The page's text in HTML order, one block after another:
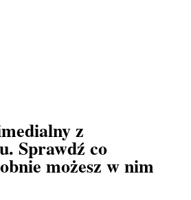
z
Sprawdź co
możesz w nim